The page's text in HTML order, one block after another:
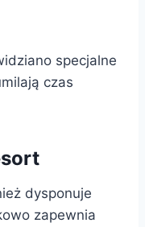
specjalne
czas
dysponuje
zapewnia